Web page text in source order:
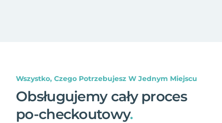
Wszystko, Czego Potrzebujesz W Jednym Miejscu
Obsługujemy cały proces
po-checkoutowy.